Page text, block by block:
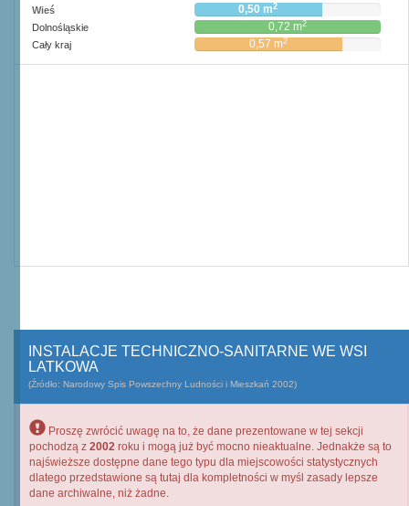
Wieś 0,50 m2
Dolnośląskie 0,72 m2
Cały kraj 0,57 m2
INSTALACJE TECHNICZNO-SANITARNE WE WSI
LATKOWA
(Źródło: Narodowy Spis Powszechny Ludności i Mieszkań 2002)
Proszę zwrócić uwagę na to, że dane prezentowane w tej sekcji
pochodzą z 2002 roku i mogą już być mocno nieaktualne. Jednakże są to
najświeższe dostępne dane tego typu dla miejscowości statystycznych
dlatego przedstawione są tutaj dla kompletności w myśl zasady lepsze
dane archiwalne, niż żadne.